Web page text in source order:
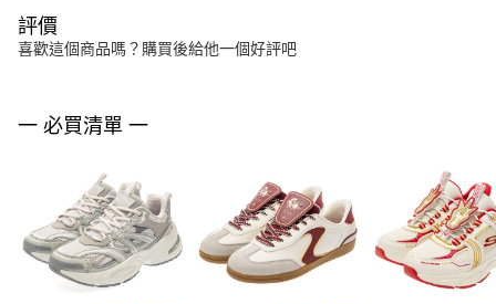
評價
喜歡這個商品嗎？購買後給他一個好評吧
一 必買清單 一